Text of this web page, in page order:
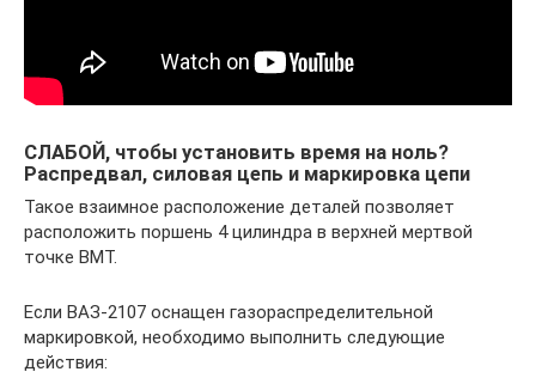
СЛАБОЙ, чтобы установить время на ноль?
Распредвал, силовая цепь и маркировка цепи
Такое взаимное расположение деталей позволяет
расположить поршень 4 цилиндра в верхней мертвой
точке ВМТ.
Если ВАЗ-2107 оснащен газораспределительной
маркировкой, необходимо выполнить следующие
действия: